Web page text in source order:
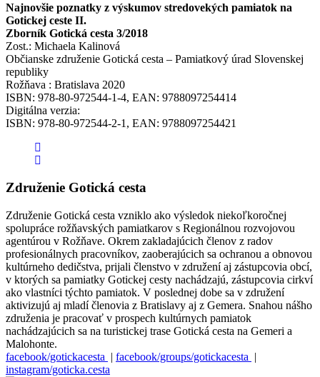
Najnovšie poznatky z výskumov stredovekých pamiatok na
Gotickej ceste II.
Zborník Gotická cesta 3/2018
Zost.: Michaela Kalinová
Občianske združenie Gotická cesta – Pamiatkový úrad Slovenskej
republiky
Rožňava : Bratislava 2020
ISBN: 978-80-972544-1-4, EAN: 9788097254414
Digitálna verzia:
ISBN: 978-80-972544-2-1, EAN: 9788097254421
Združenie Gotická cesta
Združenie Gotická cesta vzniklo ako výsledok niekoľkoročnej
spolupráce rožňavských pamiatkarov s Regionálnou rozvojovou
agentúrou v Rožňave. Okrem zakladajúcich členov z radov
profesionálnych pracovníkov, zaoberajúcich sa ochranou a obnovou
kultúrneho dedičstva, prijali členstvo v združení aj zástupcovia obcí,
v ktorých sa pamiatky Gotickej cesty nachádzajú, zástupcovia cirkví
ako vlastníci týchto pamiatok. V poslednej dobe sa v združení
aktivizujú aj mladí členovia z Bratislavy aj z Gemera. Snahou nášho
združenia je pracovať v prospech kultúrnych pamiatok
nachádzajúcich sa na turistickej trase Gotická cesta na Gemeri a
Malohonte.
facebook/gotickacesta | facebook/groups/gotickacesta |
instagram/goticka.cesta